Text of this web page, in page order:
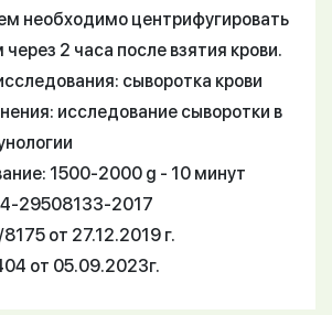
необходимо центрифугировать
2 часа после взятия крови.
сыворотка крови
исследование сыворотки в
1500-2000 g - 10 минут
29508133-2017
от 27.12.2019 г.
от 05.09.2023г.